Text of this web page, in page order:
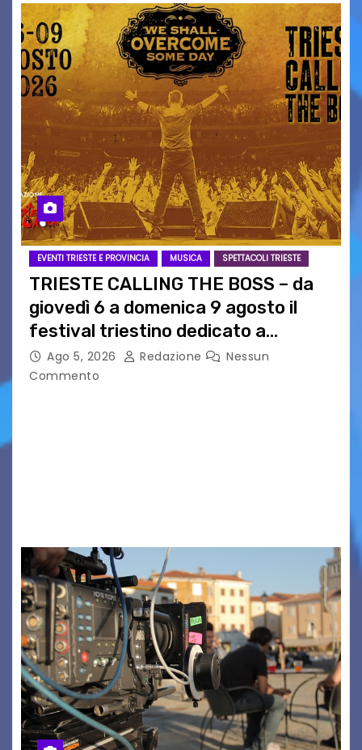
EVENTI TRIESTE E PROVINCIA MUSICA SPETTACOLI TRIESTE
TRIESTE CALLING THE BOSS – da
giovedì 6 a domenica 9 agosto il
festival triestino dedicato a
Springsteen
Ago 5, 2026 Redazione
Nessun
Commento